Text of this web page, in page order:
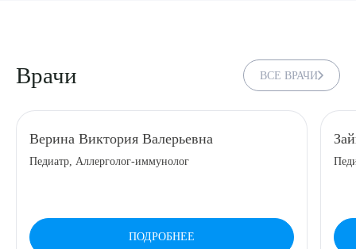
Врачи ВСЕ ВРАЧИ
Верина Виктория Валерьевна
Педиатр, Аллерголог-иммунолог
ПОДРОБНЕЕ